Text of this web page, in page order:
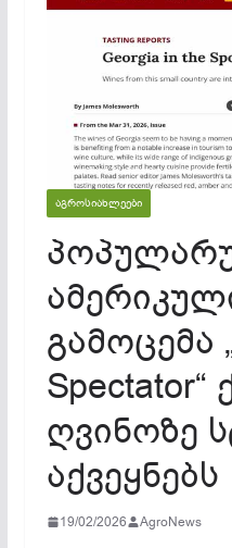
ᲐᲒᲠᲝᲡᲘᲐᲮᲚᲔᲔᲑᲘ
გამოცემა
ღვინოზე
აქვეყნებს
19/02/2026 AgroNews